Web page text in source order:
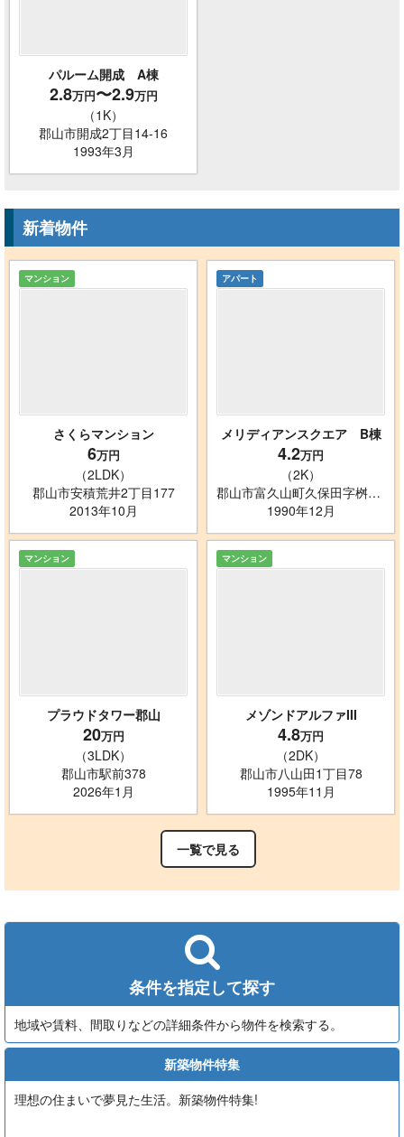
パルーム開成 A棟
2.8万円〜2.9万円
（1K）
郡山市開成2丁目14-16
1993年3月
新着物件
マンション
さくらマンション
6万円
（2LDK）
郡山市安積荒井2丁目177
2013年10月
アパート
メリディアンスクエア B棟
4.2万円
（2K）
郡山市富久山町久保田字桝形33-2
1990年12月
マンション
プラウドタワー郡山
20万円
（3LDK）
郡山市駅前378
2026年1月
マンション
メゾンドアルファIII
4.8万円
（2DK）
郡山市八山田1丁目78
1995年11月
一覧で見る
条件を指定して探す
地域や賃料、間取りなどの詳細条件から物件を検索する。
新築物件特集
理想の住まいで夢見た生活。新築物件特集!